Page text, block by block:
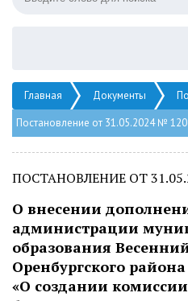
Главная Документы
Постановление от 31.05.2024 №
ПОСТАНОВЛЕНИЕ ОТ
О внесении
администрации
образования
Оренбургского
«О создании